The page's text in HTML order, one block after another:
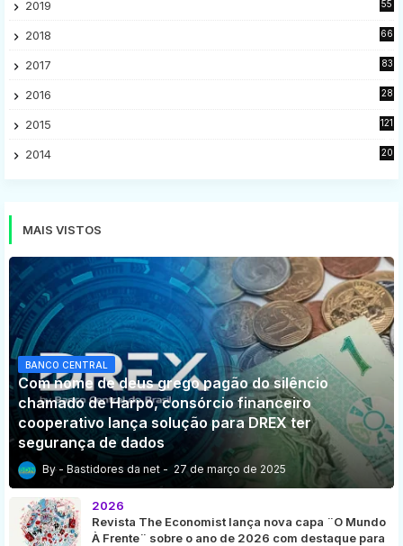
2019
55
2018
66
2017
83
2016
28
2015
121
2014
20
MAIS VISTOS
BANCO CENTRAL
Com nome de deus grego pagão do silêncio
chamado de Harpo, consórcio financeiro
cooperativo lança solução para DREX ter
segurança de dados
Bastidores da net 27 de março de 2025
2026
Revista The Economist lança nova capa ¨O Mundo
À Frente¨ sobre o ano de 2026 com destaque para